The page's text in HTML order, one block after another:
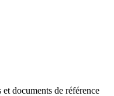
documents de référence